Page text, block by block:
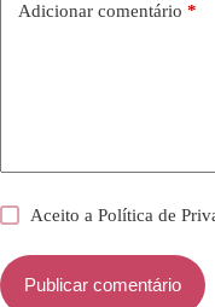
Adicionar comentário *
Aceito aPolítica de
Publicar comentário